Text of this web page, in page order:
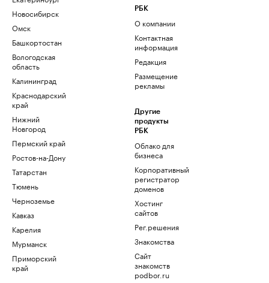
Новосибирск
Омск
Башкортостан
Вологодская
область
Калининград
Краснодарский
край
Нижний
Новгород
Пермский край
Ростов-на-Дону
Татарстан
Тюмень
Черноземье
Кавказ
Карелия
Мурманск
Приморский
край
РБК
О компании
Контактная
информация
Редакция
Размещение
рекламы
Другие
продукты
РБК
Облако для
бизнеса
Корпоративный
регистратор
доменов
Хостинг
сайтов
Рег.решения
Знакомства
Сайт
знакомств
podbor.ru